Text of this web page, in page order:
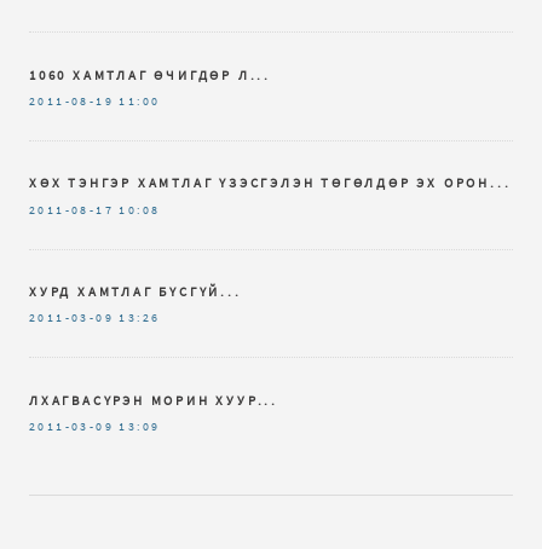
1060 ХАМТЛАГ ӨЧИГДӨР Л...
2011-08-19 11:00
ХӨХ ТЭНГЭР ХАМТЛАГ ҮЗЭСГЭЛЭН ТӨГӨЛДӨР ЭХ ОРОН...
2011-08-17 10:08
ХУРД ХАМТЛАГ БҮСГҮЙ...
2011-03-09 13:26
ЛХАГВАСҮРЭН МОРИН ХУУР...
2011-03-09 13:09